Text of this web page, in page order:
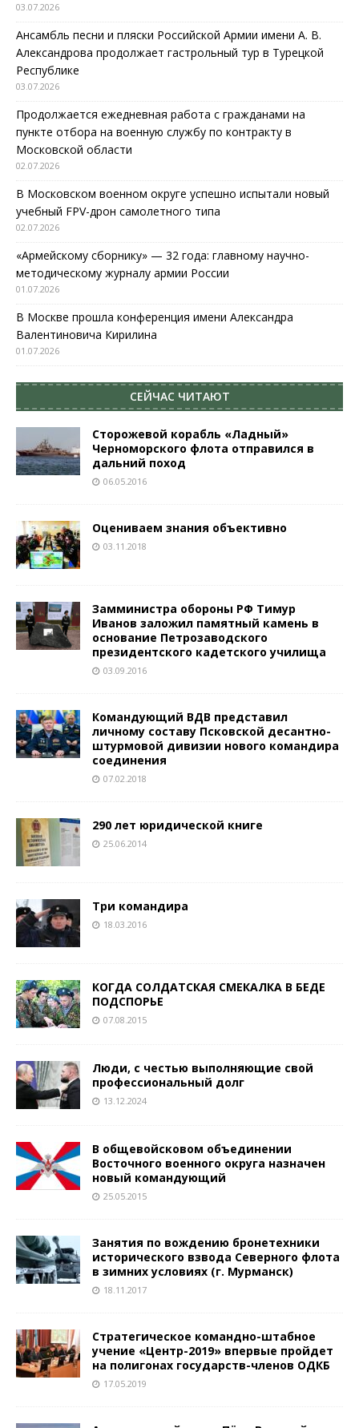
03.07.2026
Ансамбль песни и пляски Российской Армии имени А. В.
Александрова продолжает гастрольный тур в Турецкой
Республике
03.07.2026
Продолжается ежедневная работа с гражданами на
пункте отбора на военную службу по контракту в
Московской области
02.07.2026
В Московском военном округе успешно испытали новый
учебный FPV-дрон самолетного типа
02.07.2026
«Армейскому сборнику» — 32 года: главному научно-
методическому журналу армии России
01.07.2026
В Москве прошла конференция имени Александра
Валентиновича Кирилина
01.07.2026
СЕЙЧАС ЧИТАЮТ
Сторожевой корабль «Ладный»
Черноморского флота отправился в
дальний поход
06.05.2016
Оцениваем знания объективно
03.11.2018
Замминистра обороны РФ Тимур
Иванов заложил памятный камень в
основание Петрозаводского
президентского кадетского училища
03.09.2016
Командующий ВДВ представил
личному составу Псковской десантно-
штурмовой дивизии нового командира
соединения
07.02.2018
290 лет юридической книге
25.06.2014
Три командира
18.03.2016
КОГДА СОЛДАТСКАЯ СМЕКАЛКА В БЕДЕ
ПОДСПОРЬЕ
07.08.2015
Люди, с честью выполняющие свой
профессиональный долг
13.12.2024
В общевойсковом объединении
Восточного военного округа назначен
новый командующий
25.05.2015
Занятия по вождению бронетехники
исторического взвода Северного флота
в зимних условиях (г. Мурманск)
18.11.2017
Стратегическое командно-штабное
учение «Центр-2019» впервые пройдет
на полигонах государств-членов ОДКБ
17.05.2019